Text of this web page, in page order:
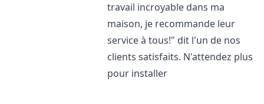
travail incroyable dans ma
maison, je recommande leur
service à tous!" dit l'un de nos
clients satisfaits. N'attendez plus
pour installer